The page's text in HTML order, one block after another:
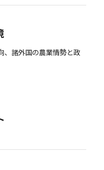
、諸外国の農業情勢と政